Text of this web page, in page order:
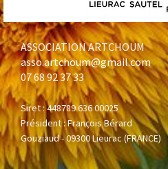
ASSOCIATION ARTCHOUM
asso.artchoum@gmail.com
07 68 92 37 33
Siret : 448789 636 00025
Président : François Bérard
Gouziaud -09300 Lieurac (FRANCE)